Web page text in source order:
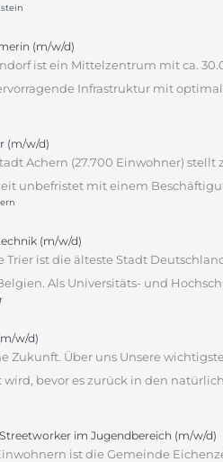
(m/w/d)
ist ein Mittelzentrum mit ca.
Infrastruktur mit
(m/w/d)
Achern (27.700 Einwohner)
unbefristet mit einem
(m/w/d)
Trier ist die älteste Stadt
Als Universitäts- und
w/d)
Zukunft. Über uns Unsere
wird, bevor es zurück in den
im Jugendbereich (m/w/d)
ist die Gemeinde